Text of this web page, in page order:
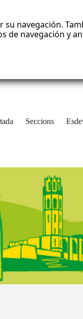
navegación.
de navegación y
Seccions